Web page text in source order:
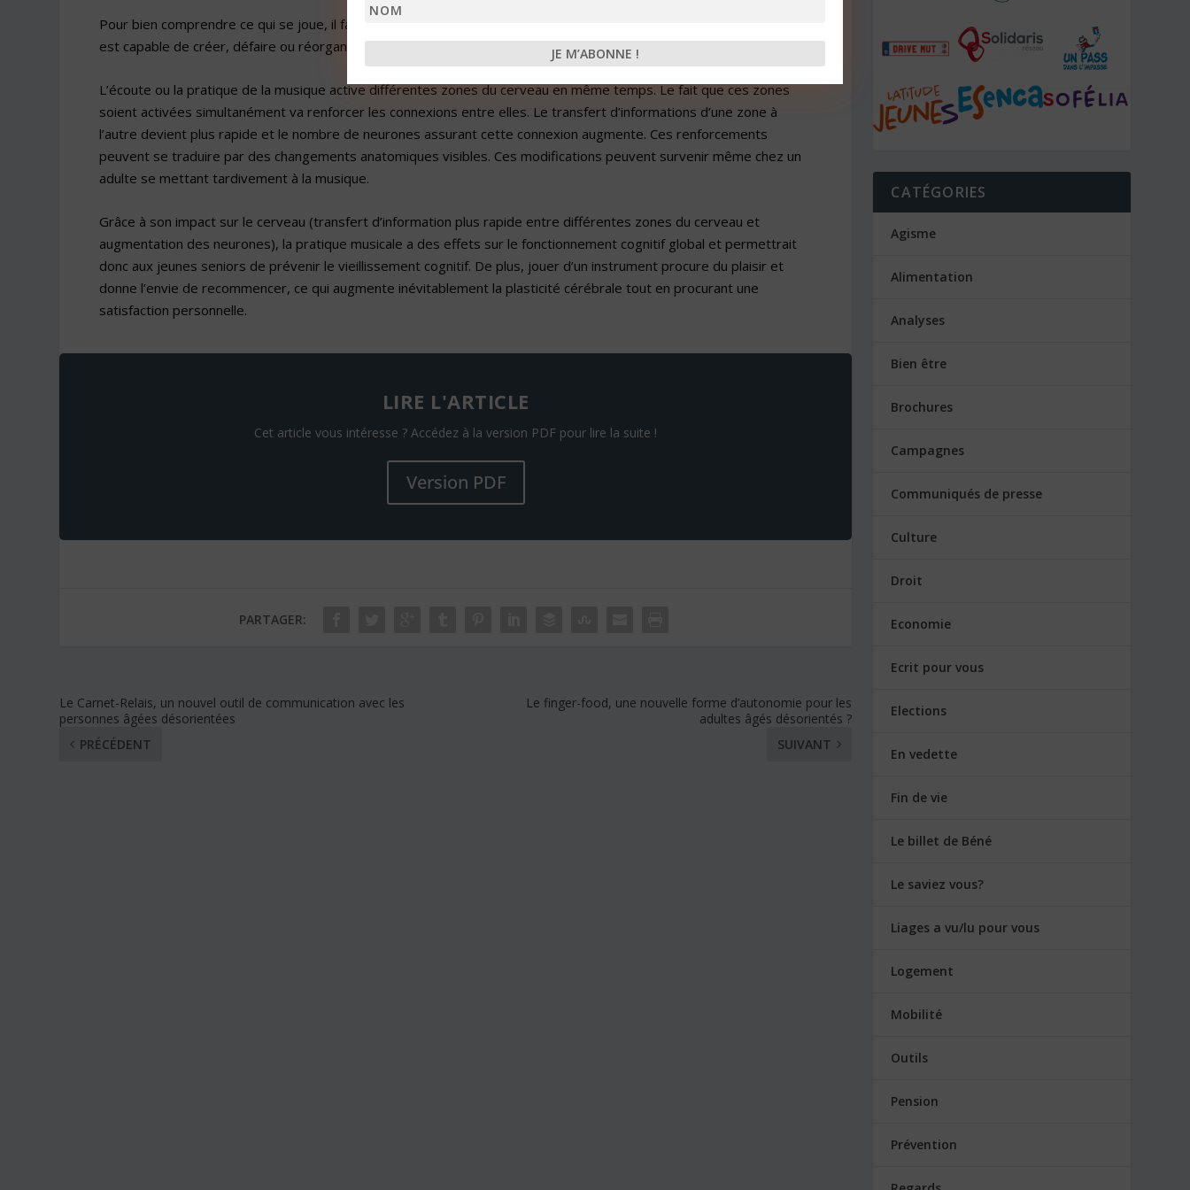
Pour bien comprendre ce qui se joue, il faut appréhender le concept de plasticité cérébrale ou comment le cerveau
est capable de créer, défaire ou réorganiser les réseaux de neurones et les connexions entre ceux-ci.
L’écoute ou la pratique de la musique active différentes zones du cerveau en même temps. Le fait que ces zones
soient activées simultanément va renforcer les connexions entre elles. Le transfert d’informations d’une zone à
l’autre devient plus rapide et le nombre de neurones assurant cette connexion augmente. Ces renforcements
peuvent se traduire par des changements anatomiques visibles. Ces modifications peuvent survenir même chez un
adulte se mettant tardivement à la musique.
Grâce à son impact sur le cerveau (transfert d’information plus rapide entre différentes zones du cerveau et
augmentation des neurones), la pratique musicale a des effets sur le fonctionnement cognitif global et permettrait
donc aux jeunes seniors de prévenir le vieillissement cognitif. De plus, jouer d’un instrument procure du plaisir et
donne l’envie de recommencer, ce qui augmente inévitablement la plasticité cérébrale tout en procurant une
satisfaction personnelle.
LIRE L'ARTICLE
Cet article vous intéresse ? Accédez à la version PDF pour lire la suite !
Version PDF
Nom
PARTAGER:
Le Carnet-Relais, un nouvel outil de communication avec les
personnes âgées désorientées
PRÉCÉDENT
Le finger-food, une nouvelle forme d’autonomie pour les
adultes âgés désorientés ?
SUIVANT
CATÉGORIES
Agisme
Alimentation
Analyses
Bien être
Brochures
Campagnes
Communiqués de presse
Culture
Droit
Economie
Ecrit pour vous
Elections
En vedette
Fin de vie
Le billet de Béné
Le saviez vous?
Liages a vu/lu pour vous
Logement
Mobilité
Outils
Pension
Prévention